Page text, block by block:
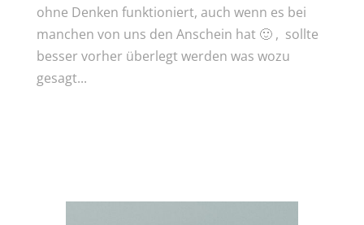
ohne Denken funktioniert, auch wenn es bei
manchen von uns den Anschein hat 🙂 , sollte
besser vorher überlegt werden was wozu
gesagt...